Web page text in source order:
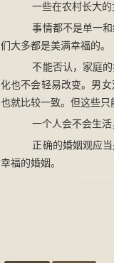
一些在农村长大的
事情都不是单一和
们大多都是美满幸福的。
不能否认，家庭的
化也不会轻易改变。男
也就比较一致。但这些只
一个人会不会生活
正确的婚姻观应当
幸福的婚姻。